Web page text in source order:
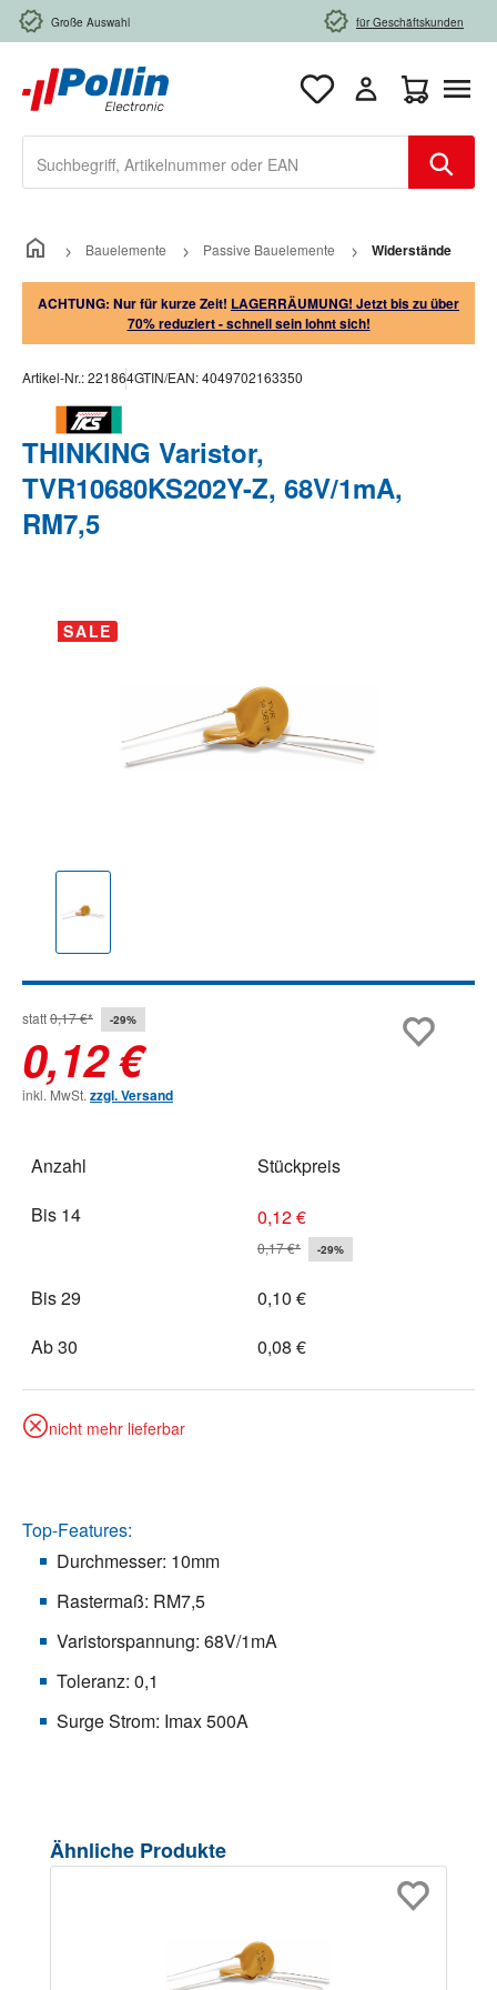
Zum Hauptinhalt springen
Große Auswahl für Geschäftskunden
Bauelemente Passive Bauelemente Widerstände
ACHTUNG: Nur für kurze Zeit! LAGERRÄUMUNG! Jetzt bis zu über
70% reduziert - schnell sein lohnt sich!
Artikel-Nr.:221864GTIN/EAN:4049702163350
THINKING Varistor,
TVR10680KS202Y-Z, 68V/1mA,
RM7,5
Bildergalerie überspringen
SALE
statt0,17 €* -29%
0,12 €
inkl. MwSt. zzgl. Versand
Anzahl
Stückpreis
Bis 14 0,12 €
0,17 €* -29%
Bis29
0,10 €
Ab30 0,08 €
nicht mehr lieferbar
Top-Features:
Durchmesser: 10mm
Rastermaß: RM7,5
Varistorspannung: 68V/1mA
Toleranz: 0,1
Surge Strom: Imax 500A
Produktgalerie überspringen
Ähnliche Produkte